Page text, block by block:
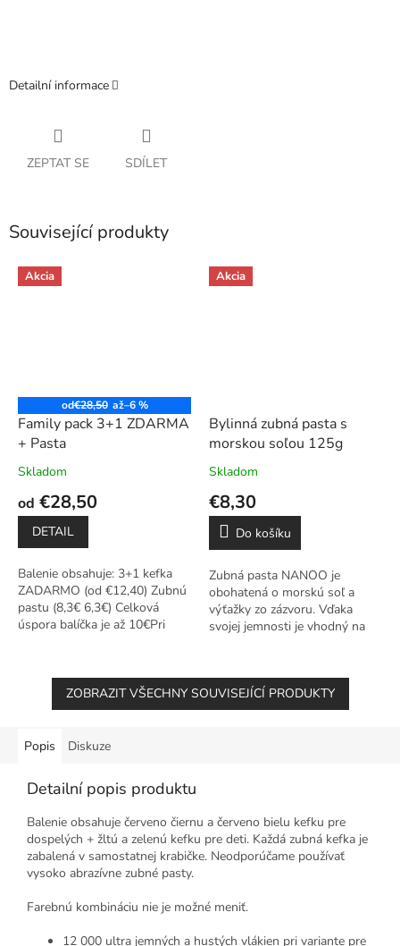
Detailní informace
ZEPTAT SE SDÍLET
Související produkty
Akcia
od€28,50 až–6 %
Family pack 3+1 ZDARMA
+ Pasta
Skladom
od €28,50
DETAIL
Balenie obsahuje: 3+1 kefka
ZADARMO (od €12,40) Zubnú
pastu (8,3€ 6,3€) Celková
úspora balíčka je až 10€Pri
Akcia
Bylinná zubná pasta s
morskou soľou 125g
Skladom
€8,30
Do košíku
Zubná pasta NANOO je
obohatená o morskú soľ a
výťažky zo zázvoru. Vďaka
svojej jemnosti je vhodný na
zubného povlaku...
ZOBRAZIT VŠECHNY SOUVISEJÍCÍ PRODUKTY
Popis Diskuze
Detailní popis produktu
Balenie obsahuje červeno čiernu a červeno bielu kefku pre
dospelých + žltú a zelenú kefku pre deti. Každá zubná kefka je
zabalená v samostatnej krabičke. Neodporúčame používať
vysoko abrazívne zubné pasty.
Farebnú kombináciu nie je možné meniť.
12 000 ultra jemných a hustých vlákien pri variante pre